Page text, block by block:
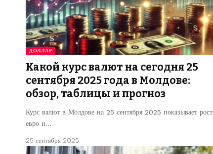
ДОЛЛАР
Какой курс валют на сегодня 25
сентября 2025 года в Молдове:
обзор, таблицы и прогноз
Курс валют в Молдове на 25 сентября 2025 показывает рост
евро и…
25 сентября 2025